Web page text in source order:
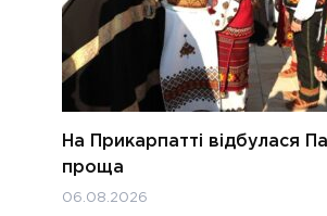
На Прикарпатті відбулася
проща
06.08.2026